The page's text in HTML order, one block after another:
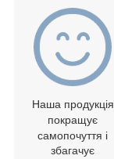
Наша продукція
покращує
самопочуття і
збагачує